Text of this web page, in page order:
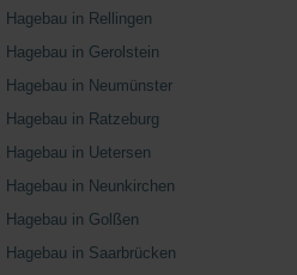
Hagebau in Rellingen
Hagebau in Gerolstein
Hagebau in Neumünster
Hagebau in Ratzeburg
Hagebau in Uetersen
Hagebau in Neunkirchen
Hagebau in Golßen
Hagebau in Saarbrücken